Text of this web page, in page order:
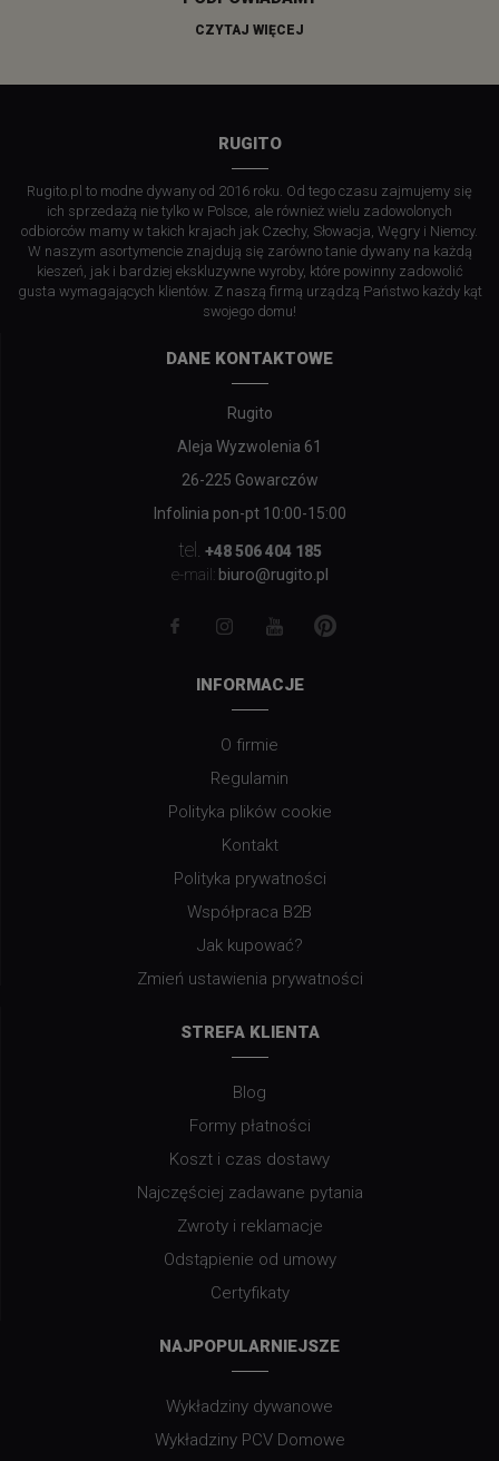
CZYTAJ WIĘCEJ
RUGITO
Rugito.pl to modne dywany od 2016 roku. Od tego czasu zajmujemy się
ich sprzedażą nie tylko w Polsce, ale również wielu zadowolonych
odbiorców mamy w takich krajach jak Czechy, Słowacja, Węgry i Niemcy.
W naszym asortymencie znajdują się zarówno tanie dywany na każdą
kieszeń, jak i bardziej ekskluzywne wyroby, które powinny zadowolić
gusta wymagających klientów. Z naszą firmą urządzą Państwo każdy kąt
swojego domu!
DANE KONTAKTOWE
Rugito
Aleja Wyzwolenia 61
26-225 Gowarczów
Infolinia pon-pt 10:00-15:00
tel.
+48 506 404 185
e-mail: biuro@rugito.pl
INFORMACJE
O firmie
Regulamin
Polityka plików cookie
Kontakt
Polityka prywatności
Współpraca B2B
Jak kupować?
Zmień ustawienia prywatności
STREFA KLIENTA
Blog
Formy płatności
Koszt i czas dostawy
Najczęściej zadawane pytania
Zwroty i reklamacje
Odstąpienie od umowy
Certyfikaty
NAJPOPULARNIEJSZE
Wykładziny dywanowe
Wykładziny PCV Domowe